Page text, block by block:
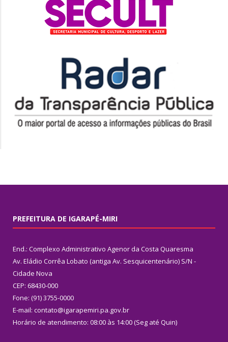
PREFEITURA DE IGARAPÉ-MIRI
End.: Complexo Administrativo Agenor da Costa Quaresma
Av. Eládio Corrêa Lobato (antiga Av. Sesquicentenário) S/N -
Cidade Nova
CEP: 68430-000
Fone: (91) 3755-0000
E-mail: contato@igarapemiri.pa.gov.br
Horário de atendimento: 08:00 às 14:00 (Seg até Quin)